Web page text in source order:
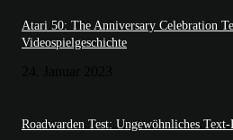
Atari 50: The Anniversary Celebration
Videospielgeschichte
Roadwarden Test: Ungewöhnliches